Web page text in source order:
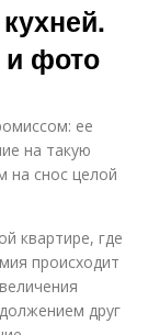
и фото
ее
на такую
на снос целой
квартире, где
происходит
друг